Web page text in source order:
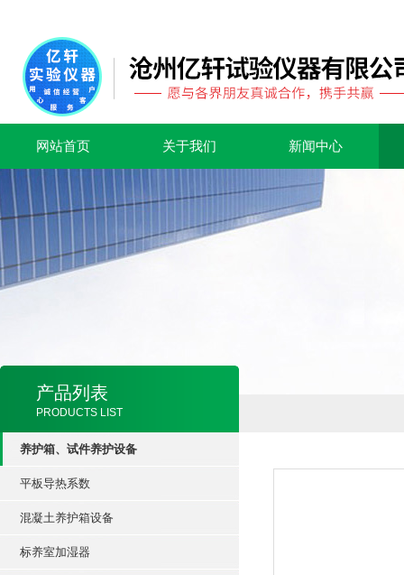
网站首页 关于我们 新闻中心
产品列表
PRODUCTS LIST
养护箱、试件养护设备
平板导热系数
混凝土养护箱设备
标养室加湿器